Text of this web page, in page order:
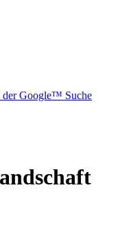
der Google™ Suche